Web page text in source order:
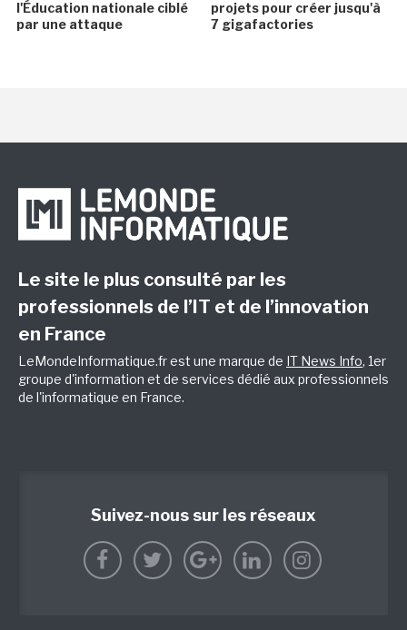
l'Éducation nationale ciblé
par une attaque
projets pour créer jusqu'à
7 gigafactories
Le site le plus consulté par les
professionnels de l’IT et de l’innovation
en France
LeMondeInformatique.fr est une marque de IT News Info, 1er
groupe d'information et de services dédié aux professionnels
de l'informatique en France.
Suivez-nous sur les réseaux